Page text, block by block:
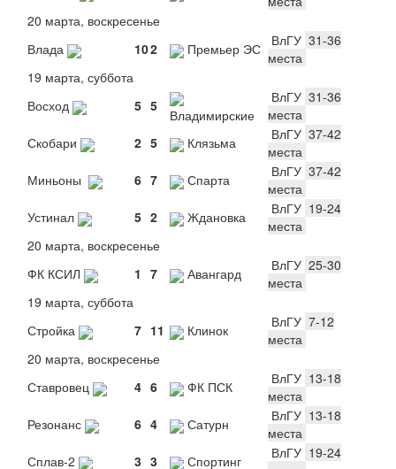
20 марта, воскресенье
Влада
102 Премьер ЭС ВлГУ 31-36
места
19 марта, суббота
Восход
5 5
Владимирские
ВлГУ 31-36
места
Скобари
2 5 Клязьма ВлГУ 37-42
места
Миньоны
6 7 Спарта ВлГУ 37-42
места
Устинал
5 2 Ждановка ВлГУ 19-24
места
20 марта, воскресенье
ФК КСИЛ
1 7 Авангард ВлГУ 25-30
места
19 марта, суббота
Стройка
7 11 Клинок ВлГУ 7-12
места
20 марта, воскресенье
Ставровец
4 6 ФК ПСК ВлГУ 13-18
места
Резонанс
6 4 Сатурн ВлГУ 13-18
места
Сплав-2
3 3 Спортинг ВлГУ 19-24